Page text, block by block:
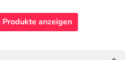
anzeigen